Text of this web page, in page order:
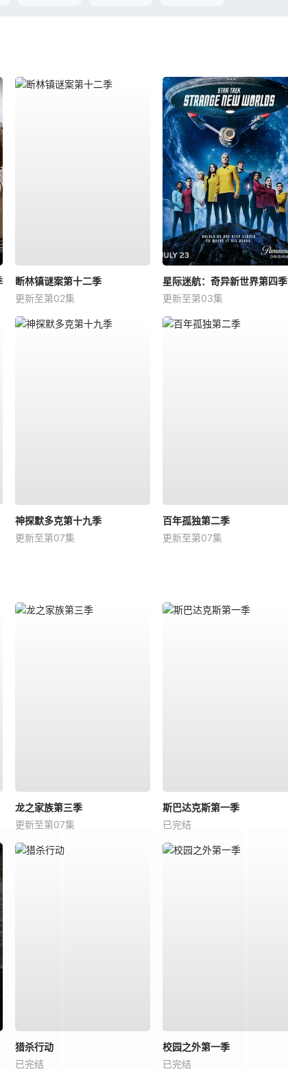
断林镇谜案第十二季
更新至第02集
星际迷航：奇异新世界第四季
更新至第03集
神探默多克第十九季
更新至第07集
百年孤独第二季
更新至第07集
龙之家族第三季
更新至第07集
斯巴达克斯第一季
已完结
猎杀行动
已完结
校园之外第一季
已完结